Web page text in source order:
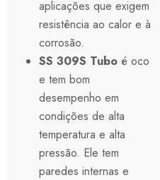
aplicações que exigem
resistência ao calor e à
corrosão.
SS 309S Tubo é oco
e tem bom
desempenho em
condições de alta
temperatura e alta
pressão. Ele tem
paredes internas e